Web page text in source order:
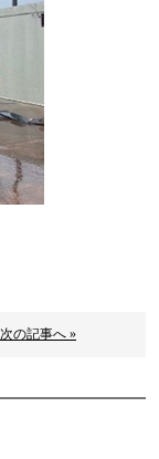
次の記事へ »